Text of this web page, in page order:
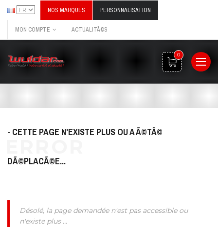
NOS MARQUES PERSONNALISATION
MON COMPTE ACTUALITÃ©S
0
- CETTE PAGE N'EXISTE PLUS OU A Ã©TÃ©
DÃ©PLACÃ©E...
Désolé, la page demandée n'est pas accessible ou
n'existe plus ...